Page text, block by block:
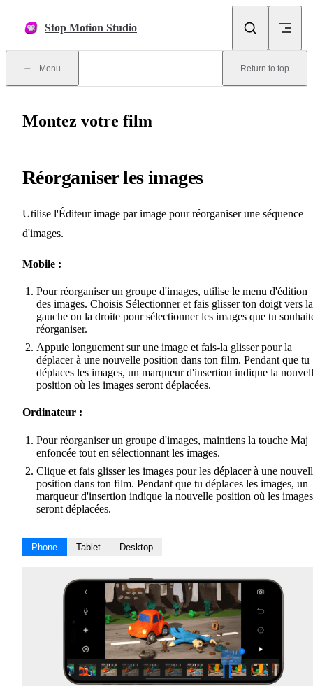
Stop Motion Studio
Menu Return to top
Montez votre film
Réorganiser les images
Utilise l'Éditeur image par image pour réorganiser une séquence
d'images.
Mobile :
Pour réorganiser un groupe d'images, utilise le menu d'édition
des images. Choisis Sélectionner et fais glisser ton doigt vers la
gauche ou la droite pour sélectionner les images que tu
réorganiser.
Appuie longuement sur une image et fais-la glisser pour la
déplacer à une nouvelle position dans ton film. Pendant que tu
déplaces les images, un marqueur d'insertion indique la
position où les images seront déplacées.
Ordinateur :
Pour réorganiser un groupe d'images, maintiens la touche
enfoncée tout en sélectionnant les images.
Clique et fais glisser les images pour les déplacer à une
position dans ton film. Pendant que tu déplaces les images, un
marqueur d'insertion indique la nouvelle position où les images
seront déplacées.
Phone Tablet Desktop